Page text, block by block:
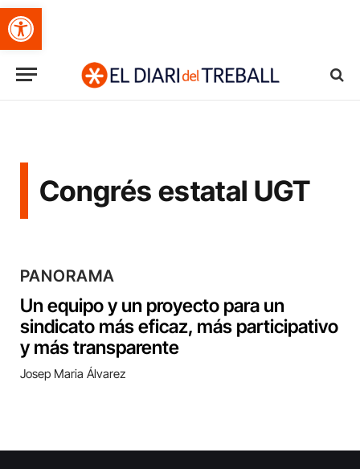
Obre la barra d'eines
Congrés estatal UGT
PANORAMA
Un equipo y un proyecto para un
sindicato más eficaz, más participativo
y más transparente
Josep Maria Álvarez